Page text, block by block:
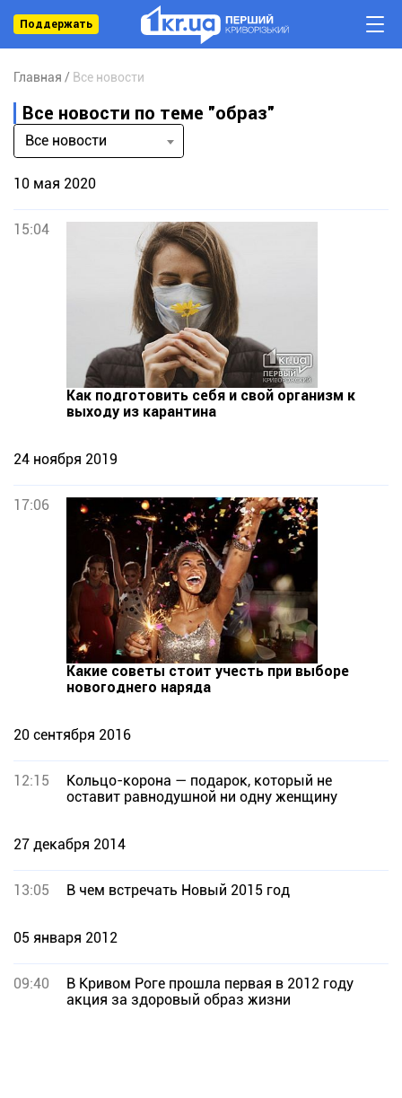
Поддержать
Главная Все новости
Все новости по теме "образ"
Все новости
10 мая 2020
15:04
Как подготовить себя и свой организм к
выходу из карантина
24 ноября 2019
17:06
Какие советы стоит учесть при выборе
новогоднего наряда
20 сентября 2016
12:15
Кольцо-корона — подарок, который не
оставит равнодушной ни одну женщину
27 декабря 2014
13:05 В чем встречать Новый 2015 год
05 января 2012
09:40
В Кривом Роге прошла первая в 2012 году
акция за здоровый образ жизни